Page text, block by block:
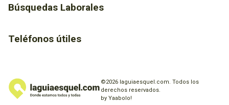
Búsquedas Laborales
Teléfonos útiles
©2026 laguiaesquel.com. Todos los
derechos reservados.
by Yaabolo!